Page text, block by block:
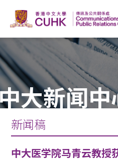
大新闻中
新闻稿
中大医学院马青云教授